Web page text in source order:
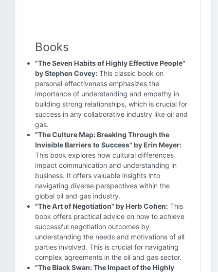
Books
"The Seven Habits of Highly Effective People"
by Stephen Covey: This classic book on
personal effectiveness emphasizes the
importance of understanding and empathy in
building strong relationships, which is crucial for
success in any collaborative industry like oil and
gas.
"The Culture Map: Breaking Through the
Invisible Barriers to Success" by Erin Meyer:
This book explores how cultural differences
impact communication and understanding in
business. It offers valuable insights into
navigating diverse perspectives within the
global oil and gas industry.
"The Art of Negotiation" by Herb Cohen: This
book offers practical advice on how to achieve
successful negotiation outcomes by
understanding the needs and motivations of all
parties involved. This is crucial for navigating
complex agreements in the oil and gas sector.
"The Black Swan: The Impact of the Highly